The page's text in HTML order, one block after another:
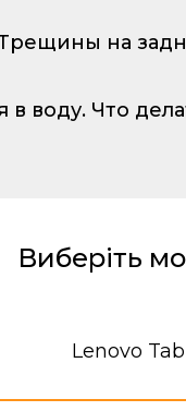
на
в воду. Что
Виберіть
Lenovo